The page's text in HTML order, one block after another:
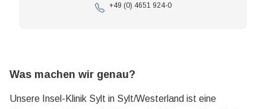
+49 (0) 4651 924-0
Was machen wir genau?
Unsere Insel-Klinik Sylt in Sylt/Westerland ist eine